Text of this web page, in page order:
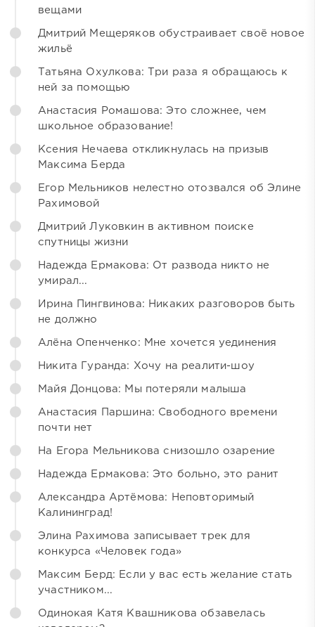
вещами
Дмитрий Мещеряков обустраивает своё новое
жильё
Татьяна Охулкова: Три раза я обращаюсь к
ней за помощью
Анастасия Ромашова: Это сложнее, чем
школьное образование!
Ксения Нечаева откликнулась на призыв
Максима Берда
Егор Мельников нелестно отозвался об Элине
Рахимовой
Дмитрий Луковкин в активном поиске
спутницы жизни
Надежда Ермакова: От развода никто не
умирал...
Ирина Пингвинова: Никаких разговоров быть
не должно
Алёна Опенченко: Мне хочется уединения
Никита Гуранда: Хочу на реалити-шоу
Майя Донцова: Мы потеряли малыша
Анастасия Паршина: Свободного времени
почти нет
На Егора Мельникова снизошло озарение
Надежда Ермакова: Это больно, это ранит
Александра Артёмова: Неповторимый
Калининград!
Элина Рахимова записывает трек для
конкурса «Человек года»
Максим Берд: Если у вас есть желание стать
участником...
Одинокая Катя Квашникова обзавелась